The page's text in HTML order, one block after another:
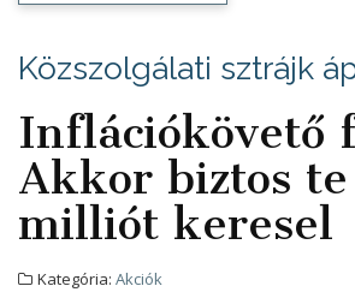
Közszolgálati sztrájk
Inflációkövető
Akkor biztos
milliót keresel
Kategória: Akciók